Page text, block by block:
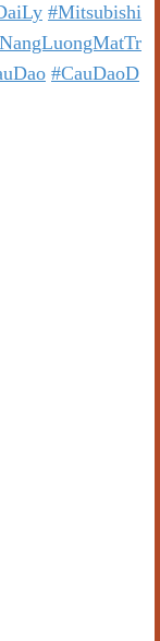
#Mitsubishi
#CauDaoD